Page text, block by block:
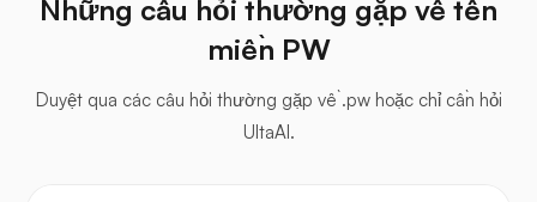
Những câu hỏi thường gặp về tên
miền PW
Duyệt qua các câu hỏi thường gặp về .pw hoặc chỉ cần hỏi
UltaAI.